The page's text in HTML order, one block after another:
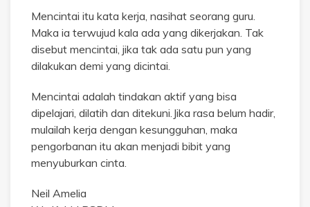
Mencintai itu kata kerja, nasihat seorang guru.
Maka ia terwujud kala ada yang dikerjakan. Tak
disebut mencintai, jika tak ada satu pun yang
dilakukan demi yang dicintai.
Mencintai adalah tindakan aktif yang bisa
dipelajari, dilatih dan ditekuni.Jika rasa belum hadir,
mulailah kerja dengan kesungguhan, maka
pengorbanan itu akan menjadi bibit yang
menyuburkan cinta.
Neil Amelia